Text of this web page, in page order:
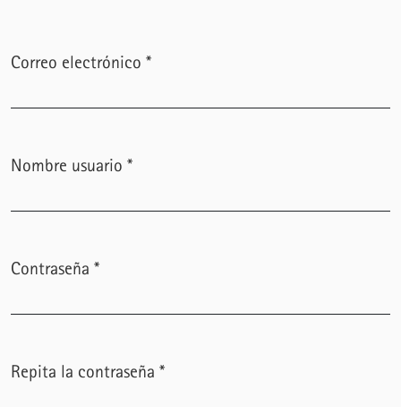
Correo electrónico *
Nombre usuario *
Contraseña *
Repita la contraseña *